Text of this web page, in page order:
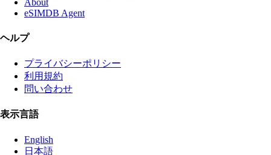
About
eSIMDB Agent
ヘルプ
プライバシーポリシー
利用規約
問い合わせ
表示言語
English
日本語